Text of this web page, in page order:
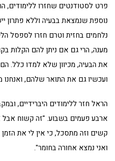
פרט לסטודנטים שחזרו ללימודים,
נוספת שנמצאת בבעיה וללא פתרון
נלחמים בחזית וטרם חזרו לספסל
מענה, הרי גם אם ניתן להם הקלות
את הבעיה, מכיוון שלא למדו כלל.
ועכשיו גם את התואר שלהם, ואנחנו
הראל חזר ללימודים היברידיים,
ארבע פעמים בשבוע. "זה קשוח אבל
קשים וזה מתסכל, כי אין לי את
ואני נמצא אחורה בחומר".